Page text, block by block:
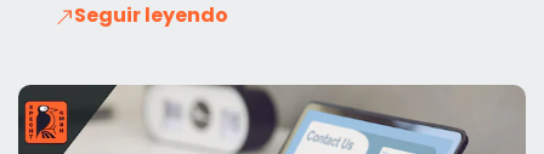
Seguir leyendo